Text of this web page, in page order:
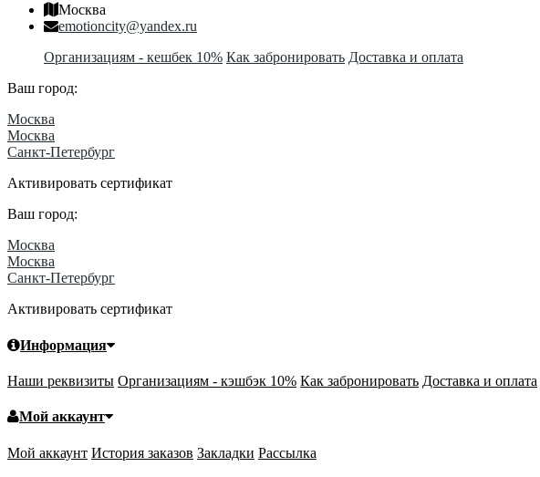
Москва
emotioncity@yandex.ru
Организациям - кешбек 10% Как забронировать Доставка и оплата
Ваш город:
Москва
Москва
Санкт-Петербург
Активировать сертификат
Ваш город:
Москва
Москва
Санкт-Петербург
Активировать сертификат
Информация
Наши реквизиты Организациям - кэшбэк 10% Как забронировать Доставка и оплата
Мой аккаунт
Мой аккаунт История заказов Закладки Рассылка